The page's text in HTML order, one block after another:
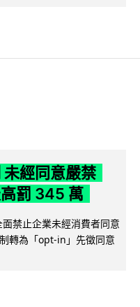
未經同意嚴禁
罰 345 萬
禁止企業未經消費者同意
轉為「opt-in」先徵同意